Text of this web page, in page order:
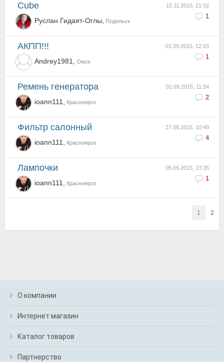
15.11.2016, 21:02
1
Cube
Руслан Гидаят-Оглы, Подольск
01.09.2015, 12:03
1
АКПП!!!
Andrey1981, Омск
01.09.2015, 11:54
2
Ремень генератора
ioann111, Красноярск
27.08.2015, 10:49
4
Фильтр салонный
ioann111, Красноярск
05.06.2015, 13:35
1
Лампочки
ioann111, Красноярск
1 2
О компании
Интернет магазин
Каталог товаров
Партнерство